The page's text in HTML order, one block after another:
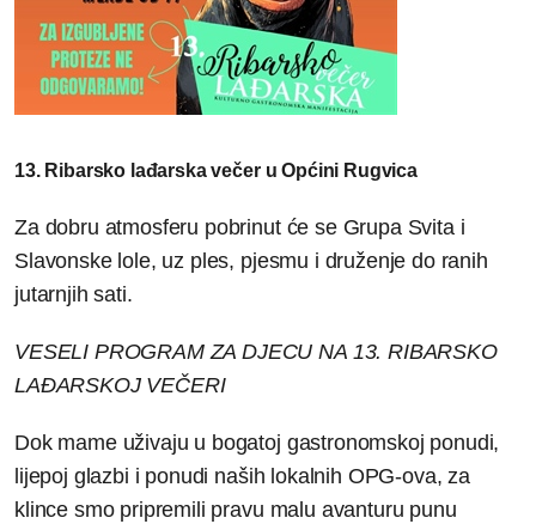
13. Ribarsko lađarska večer u Općini Rugvica
Za dobru atmosferu pobrinut će se Grupa Svita i
Slavonske lole, uz ples, pjesmu i druženje do ranih
jutarnjih sati.
VESELI PROGRAM ZA DJECU NA 13. RIBARSKO
LAĐARSKOJ VEČERI
Dok mame uživaju u bogatoj gastronomskoj ponudi,
lijepoj glazbi i ponudi naših lokalnih OPG-ova, za
klince smo pripremili pravu malu avanturu punu